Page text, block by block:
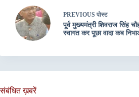
PREVIOUS पोस्ट
पूर्व मुख्यमंत्री शिवराज सिंह
स्वागत कर पूछा वादा कब
संबंधित ख़बरें